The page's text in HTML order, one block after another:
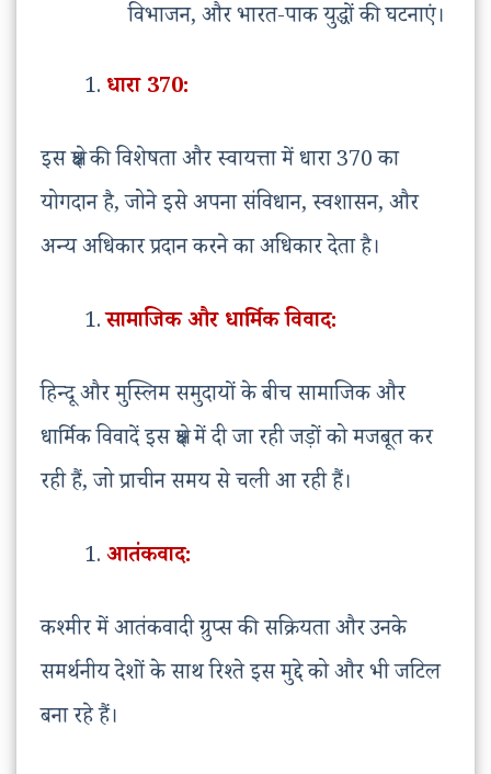
विभाजन, और भारत-पाक युद्धों की घटनाएं।
धारा 370:
इस क्षेत्र की विशेषता और स्वायत्ता में धारा 370 का
योगदान है, जोने इसे अपना संविधान, स्वशासन, और
अन्य अधिकार प्रदान करने का अधिकार देता है।
सामाजिक और धार्मिक विवाद:
हिन्दू और मुस्लिम समुदायों के बीच सामाजिक और
धार्मिक विवादें इस क्षेत्र में दी जा रही जड़ों को मजबूत कर
रही हैं, जो प्राचीन समय से चली आ रही हैं।
आतंकवाद:
कश्मीर में आतंकवादी ग्रुप्स की सक्रियता और उनके
समर्थनीय देशों के साथ रिश्ते इस मुद्दे को और भी जटिल
बना रहे हैं।